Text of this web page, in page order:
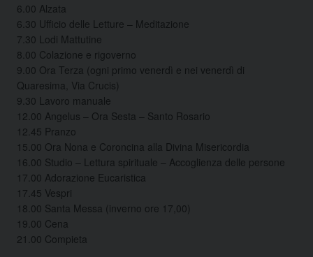
6.00 Alzata
6.30 Ufficio delle Letture – Meditazione
7.30 Lodi Mattutine
8.00 Colazione e rigoverno
9.00 Ora Terza (ogni primo venerdì e nei venerdì di
Quaresima, Via Crucis)
9.30 Lavoro manuale
12.00 Angelus – Ora Sesta – Santo Rosario
12.45 Pranzo
15.00 Ora Nona e Coroncina alla Divina Misericordia
16.00 Studio – Lettura spirituale – Accoglienza delle persone
17.00 Adorazione Eucaristica
17.45 Vespri
18.00 Santa Messa (inverno ore 17,00)
19.00 Cena
21.00 Compieta